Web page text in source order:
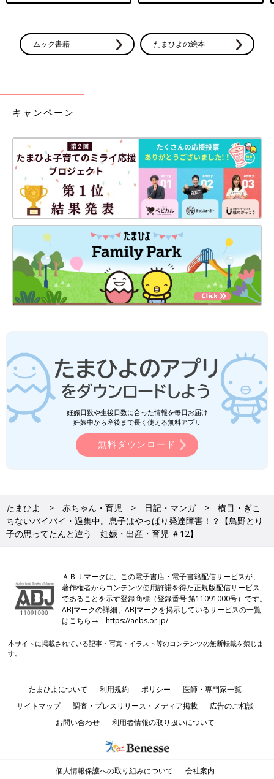
ムック書籍 たまひよの絵本
キャンペーン
妊娠日数や生後日数に合った情報を毎日お届け
妊娠中から産後まで長く使える無料アプリ
無料ダウンロード
たまひよ 赤ちゃん・育児 日記・マンガ
横目・ぎこ
ちないバイバイ・過集中。息子はやっぱり発達障害！？【鳥野とり
子の思ってたんと違う 妊娠・出産・育児 ＃12】
ＡＢＪマークは、この電子書店・電子書籍配信サービスが、
著作権者からコンテンツ使用許諾を得た正規版配信サービス
であることを示す登録商標（登録番号 第11091000号）です。
ABJマークの詳細、ABJマークを掲示しているサービスの一覧
はこちら→https://aebs.or.jp/
本サイトに掲載されている記事・写真・イラスト等のコンテンツの無断転載を禁じま
す。
たまひよについて 利用規約 ポリシー
医師・専門家一覧
サイトマップ
調査・プレスリリース・メディア掲載
広告のご相談
お問い合わせ
利用者情報の取り扱いについて
個人情報保護への取り組みについて 会社案内